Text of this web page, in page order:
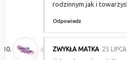
rodzinnym jak i
Odpowiedz
ZWYKŁA MATKA 25